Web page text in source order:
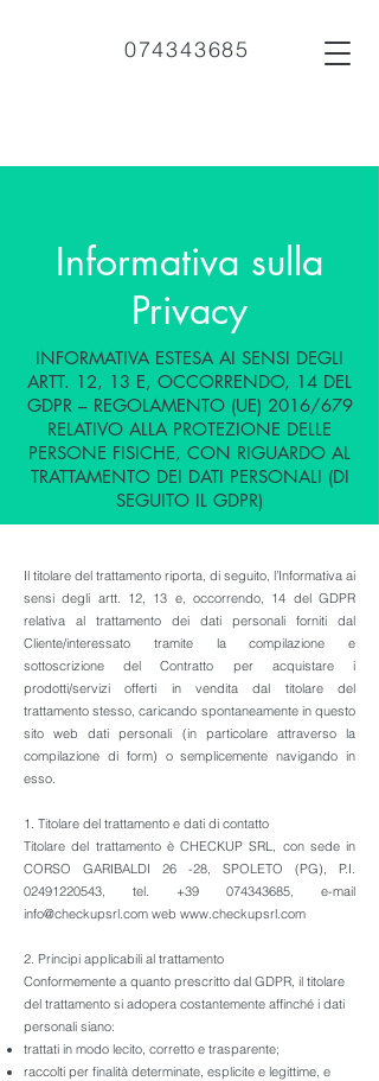
074343685
Informativa sulla
Privacy
INFORMATIVA ESTESA AI SENSI DEGLI
ARTT. 12, 13 E, OCCORRENDO, 14 DEL
GDPR – REGOLAMENTO (UE) 2016/679
RELATIVO ALLA PROTEZIONE DELLE
PERSONE FISICHE, CON RIGUARDO AL
TRATTAMENTO DEI DATI PERSONALI (DI
SEGUITO IL GDPR)
Il titolare del trattamento riporta, di seguito, l’Informativa ai
sensi degli artt. 12, 13 e, occorrendo, 14 del GDPR
relativa al trattamento dei dati personali forniti dal
Cliente/interessato tramite la compilazione e
sottoscrizione del Contratto per acquistare i
prodotti/servizi offerti in vendita dal titolare del
trattamento stesso, caricando spontaneamente in questo
sito web dati personali (in particolare attraverso la
compilazione di form) o semplicemente navigando in
esso.
1. Titolare del trattamento e dati di contatto
Titolare del trattamento è CHECKUP SRL, con sede in
CORSO GARIBALDI 26 -28, SPOLETO (PG), P.I.
02491220543, tel. +39 074343685, e-mail
info@checkupsrl.com web www.checkupsrl.com
2. Principi applicabili al trattamento
Conformemente a quanto prescritto dal GDPR, il titolare
del trattamento si adopera costantemente affinché i dati
personali siano:
trattati in modo lecito, corretto e trasparente;
raccolti per finalità determinate, esplicite e legittime, e